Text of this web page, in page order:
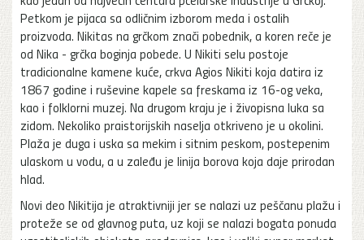
Petkom je pijaca sa odličnim izborom meda i ostalih
proizvoda. Nikitas na grčkom znači pobednik, a koren reče je
od Nika - grčka boginja pobede. U Nikiti selu postoje
tradicionalne kamene kuće, crkva Agios Nikiti koja datira iz
1867 godine i ruševine kapele sa freskama iz 16-og veka,
kao i folklorni muzej. Na drugom kraju je i živopisna luka sa
zidom. Nekoliko praistorijskih naselja otkriveno je u okolini.
Plaža je duga i uska sa mekim i sitnim peskom, postepenim
ulaskom u vodu, a u zaleđu je linija borova koja daje prirodan
hlad.
Novi deo Nikitija je atraktivniji jer se nalazi uz peščanu plažu i
proteže se od glavnog puta, uz koji se nalazi bogata ponuda